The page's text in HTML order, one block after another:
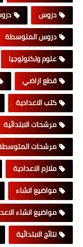
دروس
دروس المتوسطة
علوم وتكنولوجيا
قطع اراضي
كتب الاعدادية
مرشحات الابتدائية
مرشحات
ملازم الاعدادية
مواضيع انشاء
مواضيع انشاء
نتائج الابتدائية